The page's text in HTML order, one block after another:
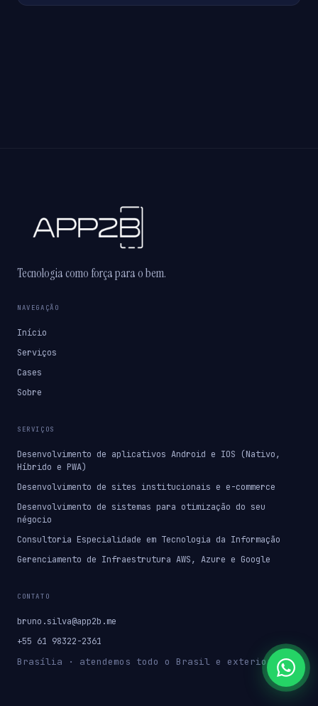
Tecnologia como força para o bem.
NAVEGAÇÃO
Início
Serviços
Cases
Sobre
SERVIÇOS
Desenvolvimento de aplicativos Android e IOS (Nativo,
Híbrido e PWA)
Desenvolvimento de sites institucionais e e-commerce
Desenvolvimento de sistemas para otimização do seu
négocio
Consultoria Especialidade em Tecnologia da Informação
Gerenciamento de Infraestrutura AWS, Azure e Google
CONTATO
bruno.silva@app2b.me
+55 61 98322-2361
Brasília · atendemos todo o Brasil e exterior